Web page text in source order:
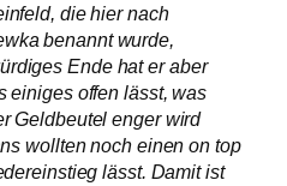
die hier nach
benannt wurde,
Ende hat er aber
einiges offen lässt, was
Geldbeutel enger wird
wollten noch einen on top
lässt. Damit ist